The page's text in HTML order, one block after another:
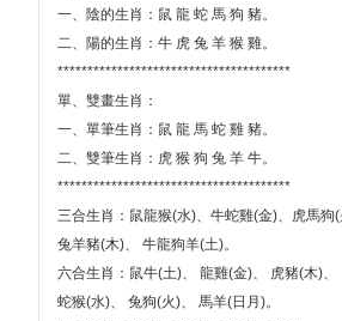
一、陰的生肖：鼠 龍 蛇 馬 狗 豬。
二、陽的生肖：牛 虎 兔 羊 猴 雞。
***************************************
單、雙畫生肖：
一、單筆生肖：鼠 龍 馬 蛇 雞 豬。
二、雙筆生肖：虎 猴 狗 兔 羊 牛。
***************************************
三合生肖：鼠龍猴(水)、牛蛇雞(金)、虎馬狗
兔羊豬(木)、 牛龍狗羊(土)。
六合生肖：鼠牛(土)、 龍雞(金)、 虎豬(木)、
蛇猴(水)、 兔狗(火)、 馬羊(日月)。